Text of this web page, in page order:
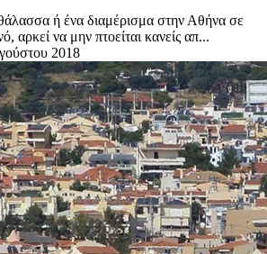
ή ένα διαμέρισμα στην Αθήνα σε
αρκεί να μην πτοείται κανείς απ...
2018